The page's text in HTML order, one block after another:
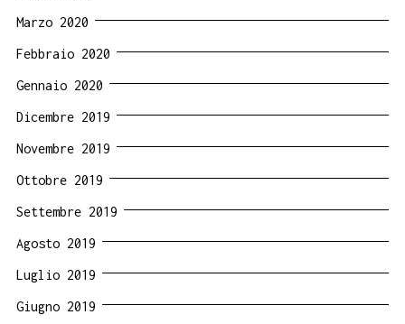
Marzo 2020
Febbraio 2020
Gennaio 2020
Dicembre 2019
Novembre 2019
Ottobre 2019
Settembre 2019
Agosto 2019
Luglio 2019
Giugno 2019